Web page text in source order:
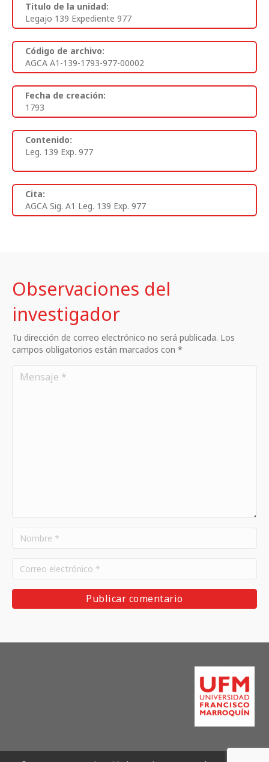
Titulo de la unidad:
Legajo 139 Expediente 977
Código de archivo:
AGCA A1-139-1793-977-00002
Fecha de creación:
1793
Contenido:
Leg. 139 Exp. 977
Cita:
AGCA Sig. A1 Leg. 139 Exp. 977
Observaciones del
investigador
Tu dirección de correo electrónico no será publicada. Los
campos obligatorios están marcados con *